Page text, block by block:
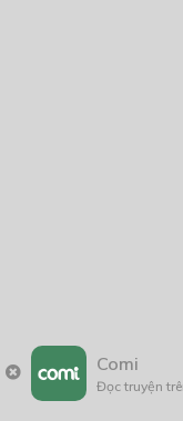
Comi
Đọc truyện